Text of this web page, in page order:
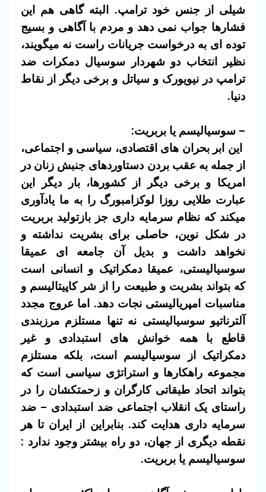
شیلی از جنس خود ترامپ. البته گاهی هم این
فشارها جواب نمی دهد و مردم با آگاهی و بسیج
توده ای به درخواست جریانات راست نه میگویند،
نظیر انتخاب دو شهردار سوسیال دمکرات ضد
ترامپ در نیویورک و سیاتل و برخی دیگر از نقاط
دنیا.
– سوسیالیسم یا بربریت:
این ابر بحران های اقتصادی، سیاسی و اجتماعی،
از جمله به عقب بردن دستاوردهای جنبش زنان در
امریکا و برخی دیگر از کشورها، بار دیگر این
عبارت طلایی روزا لوکزامبورگ را به ما یادآوری
میکند که نظام سرمایه داری جز بازتولید بربریت
در شکل نوین، حاصلی برای بشریت نداشته و
نخواهد داشت و بدیل آن جامعه ای عمیقا
سوسیالیستی، عمیقا دمکراتیک و انسانی است
که بتواند بشریت و طبیعت را از شر کاپیتالیسم و
مناسبات امپریالیستی نجات دهد. اما عروج مجدد
آلترناتیو سوسیالیستی نه تنها مستلزم مرزبندی
قاطع با همه خوانش های استبدادی و غیر
دمکراتیک از سوسیالیسم است، بلکه مستلزم
مجموعه راهکارها و استراتژی سیاسی است که
بتواند اتحاد طبقاتی کارگران و زحمتکشان را در
راستای یک انقلاب اجتماعی ضد استبدادی – ضد
سرمایه داری هدایت کند. بنابراین از ایران تا هر
نقطه دیگری از جهان، دو راه بیشتر وجود ندارد :
سوسیالیسم یا بربریت.